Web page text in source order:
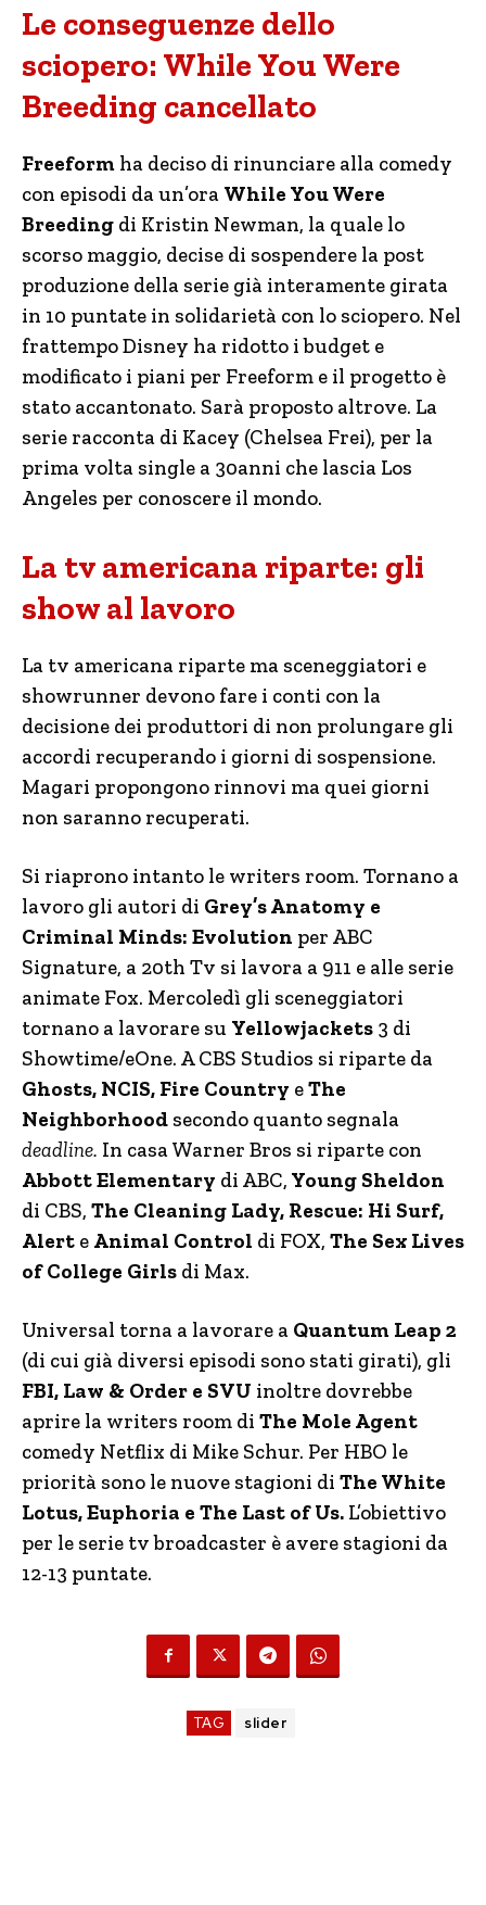
Le conseguenze dello
sciopero: While You Were
Breeding cancellato
Freeform ha deciso di rinunciare alla comedy
con episodi da un’ora While You Were
Breeding di Kristin Newman, la quale lo
scorso maggio, decise di sospendere la post
produzione della serie già interamente girata
in 10 puntate in solidarietà con lo sciopero. Nel
frattempo Disney ha ridotto i budget e
modificato i piani per Freeform e il progetto è
stato accantonato. Sarà proposto altrove. La
serie racconta di Kacey (Chelsea Frei), per la
prima volta single a 30anni che lascia Los
Angeles per conoscere il mondo.
La tv americana riparte: gli
show al lavoro
La tv americana riparte ma sceneggiatori e
showrunner devono fare i conti con la
decisione dei produttori di non prolungare gli
accordi recuperando i giorni di sospensione.
Magari propongono rinnovi ma quei giorni
non saranno recuperati.
Si riaprono intanto le writers room. Tornano a
lavoro gli autori di Grey’s Anatomy e
Criminal Minds: Evolution per ABC
Signature, a 20th Tv si lavora a 911 e alle serie
animate Fox. Mercoledì gli sceneggiatori
tornano a lavorare su Yellowjackets 3 di
Showtime/eOne. A CBS Studios si riparte da
Ghosts, NCIS, Fire Country eThe
Neighborhood secondo quanto segnala
deadline. In casa Warner Bros si riparte con
Abbott Elementary di ABC, Young Sheldon
di CBS, The Cleaning Lady, Rescue: Hi Surf,
Alert e Animal Control di FOX, The Sex Lives
of College Girls di Max.
Universal torna a lavorare a Quantum Leap 2
(di cui già diversi episodi sono stati girati), gli
FBI, Law & Order e SVU inoltre dovrebbe
aprire la writers room di The Mole Agent
comedy Netflix di Mike Schur. Per HBO le
priorità sono le nuove stagioni di The White
Lotus,Euphoria e The Last of Us. L’obiettivo
per le serie tv broadcaster è avere stagioni da
12-13 puntate.
TAG slider